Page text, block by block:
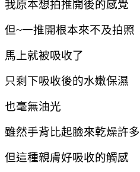
我原本想拍推開後的感覺
但~一推開根本來不及拍照
馬上就被吸收了
只剩下吸收後的水嫩保濕
也毫無油光
雖然手背比起臉來乾燥許多
但這種親膚好吸收的觸感